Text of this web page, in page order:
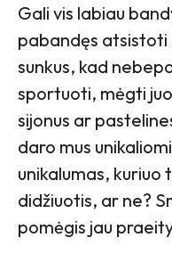
Gali vis labiau
pabandęs atsistoti
sunkus, kad
sportuoti, mėgti
sijonus ar
daro mus
unikalumas, kuriuo
didžiuotis, ar ne?
pomėgis jau